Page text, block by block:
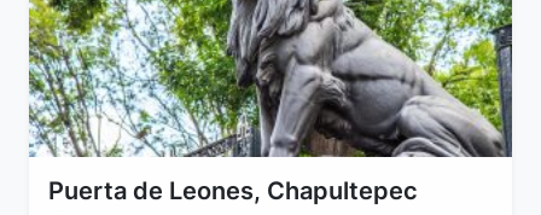
Puerta de Leones, Chapultepec